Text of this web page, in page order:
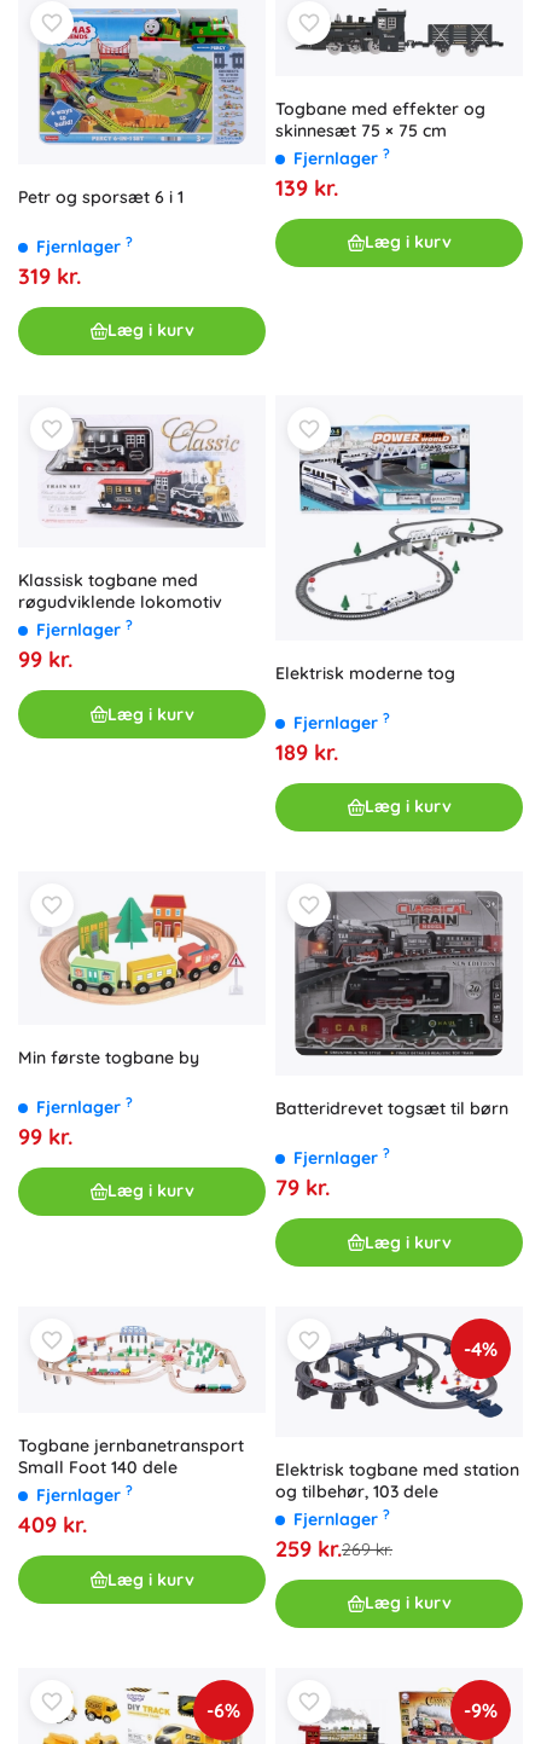
Petr og sporsæt 6 i 1
Fjernlager ?
319 kr.
Læg i kurv
Togbane med effekter og
skinnesæt 75 × 75 cm
Fjernlager ?
139 kr.
Læg i kurv
Klassisk togbane med
røgudviklende lokomotiv
Fjernlager ?
99 kr.
Læg i kurv
Elektrisk moderne tog
Fjernlager ?
189 kr.
Læg i kurv
Min første togbane by
Fjernlager ?
99 kr.
Læg i kurv
Batteridrevet togsæt til børn
Fjernlager ?
79 kr.
Læg i kurv
Togbane jernbanetransport
Small Foot 140 dele
Fjernlager ?
409 kr.
Læg i kurv
-4%
Elektrisk togbane med station
og tilbehør, 103 dele
Fjernlager ?
259 kr.269 kr.
Læg i kurv
-6% -9%